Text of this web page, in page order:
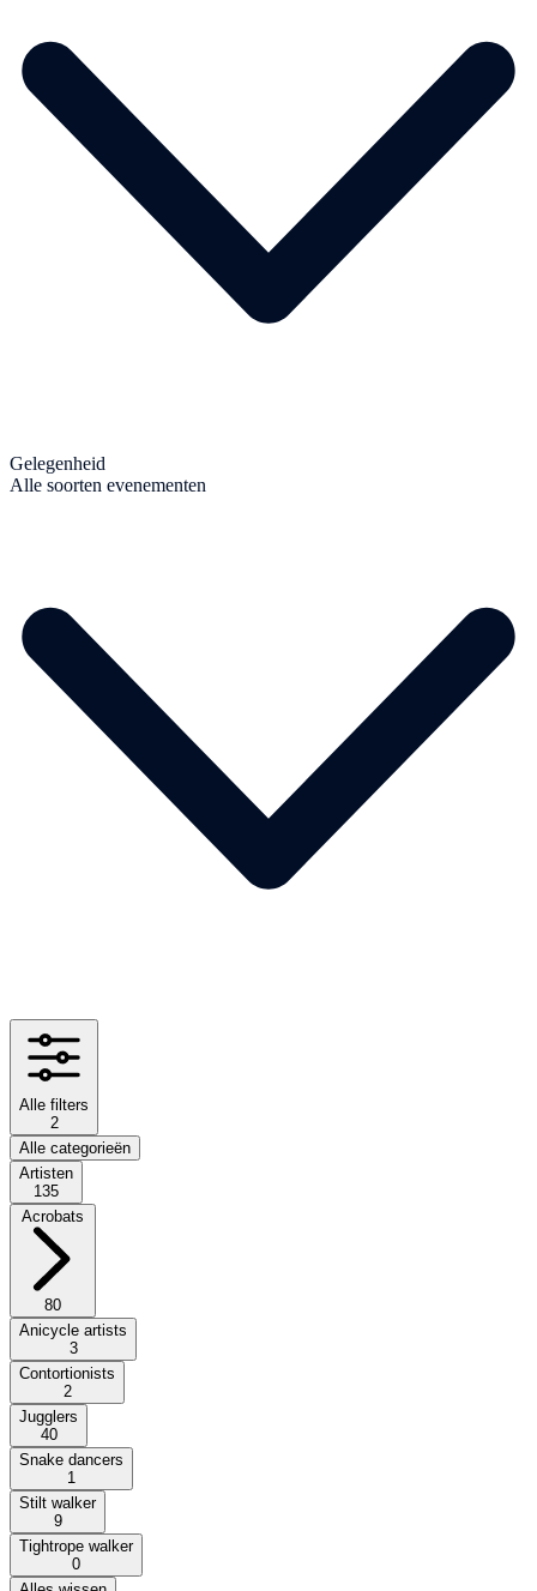
Gelegenheid
Alle soorten evenementen
Alle filters
2
Alle categorieën
Artisten
135
80
Anicycle artists
3
Contortionists
2
Jugglers
40
Snake dancers
1
Stilt walker
9
Tightrope walker
0